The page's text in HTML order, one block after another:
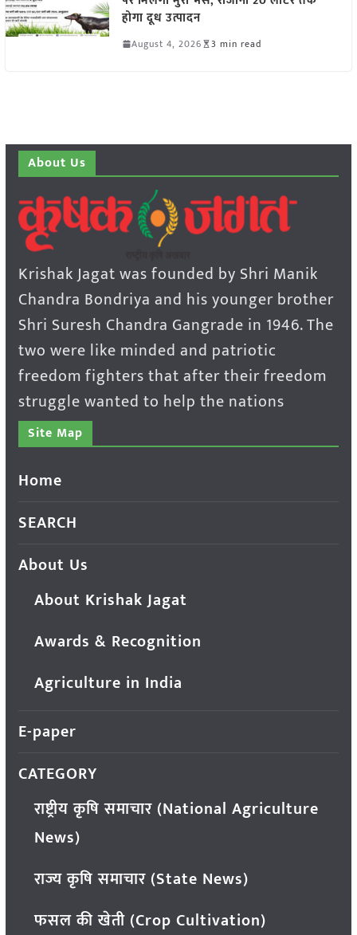
होगा दूध उत्पादन
August 4, 2026 3 min read
About Us
Krishak Jagat was founded by Shri Manik
Chandra Bondriya and his younger brother
Shri Suresh Chandra Gangrade in 1946. The
two were like minded and patriotic
freedom fighters that after their freedom
struggle wanted to help the nations
Site Map
Home
SEARCH
About Us
About Krishak Jagat
Awards & Recognition
Agriculture in India
E-paper
CATEGORY
राष्ट्रीय कृषि समाचार (National Agriculture
News)
राज्य कृषि समाचार (State News)
फसल की खेती (Crop Cultivation)